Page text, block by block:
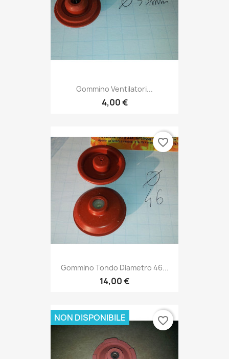
Gommino Ventilatori...
4,00 €
Gommino Tondo Diametro 46...
14,00 €
favorite_border
NON DISPONIBILE favorite_border